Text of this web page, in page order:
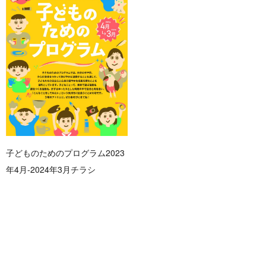
子どものためのプログラム2023
年4月-2024年3月チラシ